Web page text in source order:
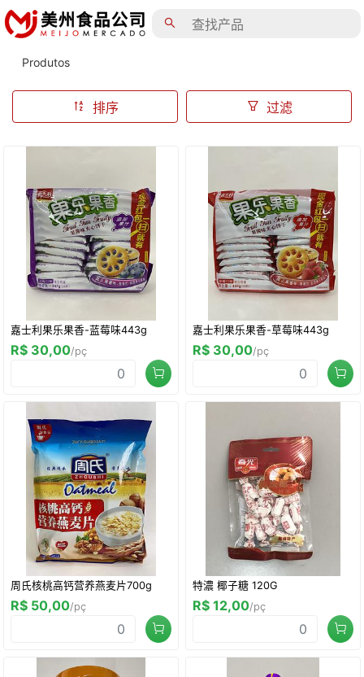
Produtos
排序 过滤
嘉士利果乐果香-蓝莓味443g
R$ 30,00/pç
嘉士利果乐果香-草莓味443g
R$ 30,00/pç
周氏核桃高钙营养燕麦片700g
R$ 50,00/pç
特濃 椰子糖 120G
R$ 12,00/pç